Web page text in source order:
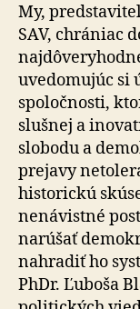
My,
SAV, chrániac
uvedomujúc si
spoločnosti,
slušnej a
slobodu a
prejavy
historickú
nenávistné
narúšať
nahradiť ho
PhDr. Ľuboša